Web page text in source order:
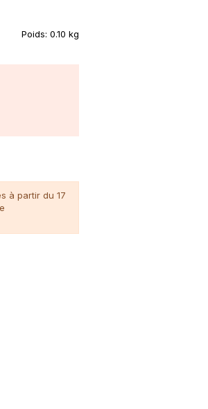
Poids: 0.10 kg
à partir du 17